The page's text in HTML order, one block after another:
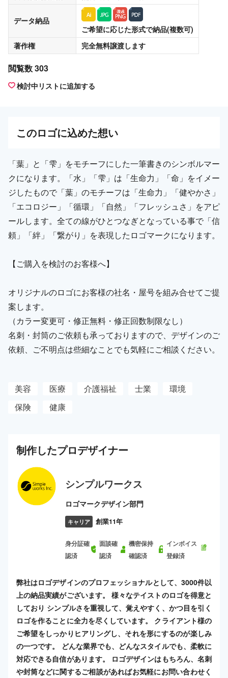
データ納品
ご希望に応じた形式で納品(複数可)
著作権
完全無料譲渡します
閲覧数 303
検討中リストに追加する
このロゴに込めた想い
「葉」と「雫」をモチーフにした一筆書きのシンボルマー
クになります。「水」「雫」は「生命力」「命」をイメー
ジしたもので「葉」のモチーフは「生命力」「健やかさ」
「エコロジー」「循環」「自然」「フレッシュさ」をアピ
ールします。全ての線がひとつなぎとなっている事で「信
頼」「絆」「繋がり」を表現したロゴマークになります。
【ご購入を検討のお客様へ】
オリジナルのロゴにお客様の社名・屋号を組み合せてご提
案します。
（カラー変更可・修正無料・修正回数制限なし）
名刺・封筒のご依頼も承っておりますので、デザインのご
依頼、ご不明点は些細なことでも気軽にご相談ください。
美容 医療 介護福祉 士業
環境
保険
健康
制作したプロデザイナー
シンプルワークス
ロゴマークデザイン部門
キャリア 創業11年
身分証確
認済
面談確
認済
機密保持
確認済
インボイス
登録済
弊社はロゴデザインのプロフェッショナルとして、3000件以
上の納品実績がございます。 様々なテイストのロゴを得意と
しており シンプルさを重視して、覚えやすく、かつ目を引く
ロゴを作ることに全力を尽くしています。 クライアント様の
ご希望をしっかりヒアリングし、それを形にするのが楽しみ
の一つです。 どんな業界でも、どんなスタイルでも、柔軟に
対応できる自信があります。 ロゴデザインはもちろん、名刺
や封筒などに関するご相談があればお気軽にお問い合わせく